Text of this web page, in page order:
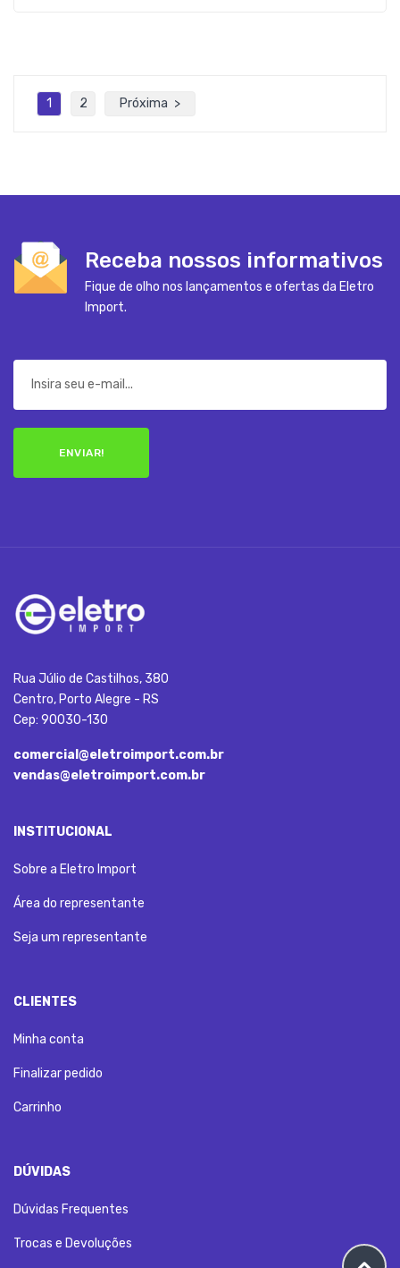
1 2 Próxima
Receba nossos informativos
Fique de olho nos lançamentos e ofertas da Eletro
Import.
ENVIAR!
Rua Júlio de Castilhos, 380
Centro, Porto Alegre - RS
Cep: 90030-130
comercial@eletroimport.com.br
vendas@eletroimport.com.br
INSTITUCIONAL
Sobre a Eletro Import
Área do representante
Seja um representante
CLIENTES
Minha conta
Finalizar pedido
Carrinho
DÚVIDAS
Dúvidas Frequentes
Trocas e Devoluções